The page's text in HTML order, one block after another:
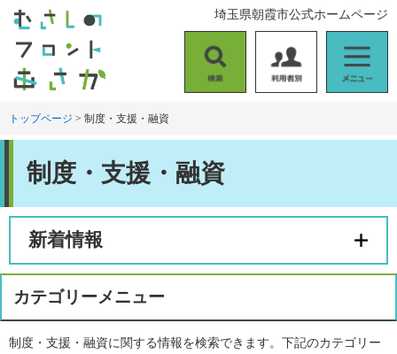
す
し
へ
索
用
ニ
埼玉県朝霞市公式ホームページ
トップページ > 制度・支援・融資
制度・支援・融資
新着情報
カテゴリーメニュー
制度・支援・融資に関する情報を検索できます。下記のカテゴリー